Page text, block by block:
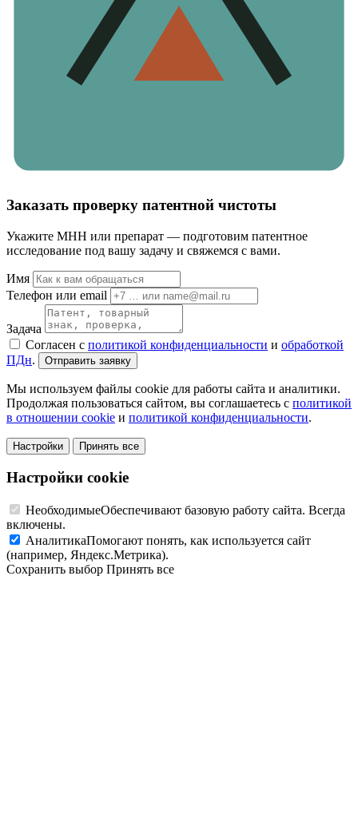
Заказать проверку патентной чистоты
Укажите МНН или препарат — подготовим патентное
исследование под вашу задачу и свяжемся с вами.
Имя
Телефон или email
Задача
Согласен с политикой конфиденциальности и обработкой
ПДн. Отправить заявку
Мы используем файлы cookie для работы сайта и аналитики.
Продолжая пользоваться сайтом, вы соглашаетесь с политикой
в отношении cookie и политикой конфиденциальности.
Настройки Принять все
Настройки cookie
НеобходимыеОбеспечивают базовую работу сайта. Всегда
включены.
АналитикаПомогают понять, как используется сайт
(например, Яндекс.Метрика).
Сохранить выбор Принять все